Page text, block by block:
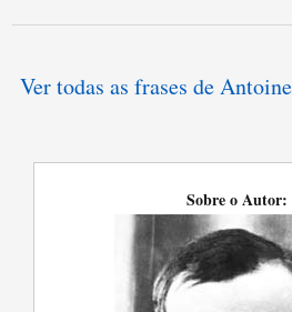
Ver todas as frases de
Sobre o Autor: